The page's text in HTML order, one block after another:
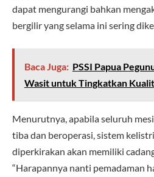
dapat mengurangi bahkan
bergilir yang selama ini sering
Baca Juga: PSSI Papua
Wasit untuk Tingkatkan
Menurutnya, apabila seluruh
tiba dan beroperasi, sistem
diperkirakan akan memiliki
“Harapannya nanti pemadaman